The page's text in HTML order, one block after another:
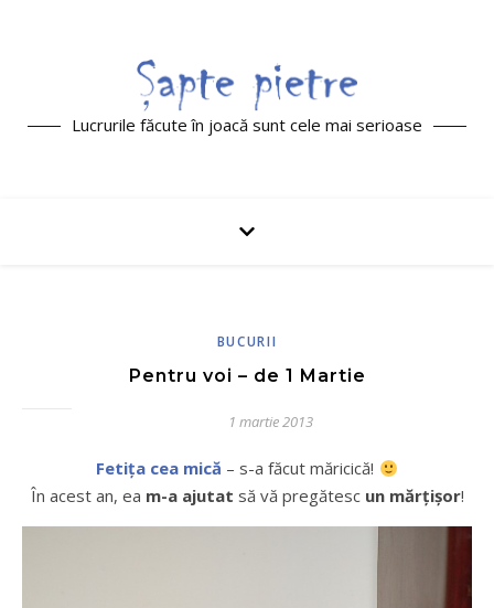
Lucrurile făcute în joacă sunt cele mai serioase
BUCURII
Pentru voi – de 1 Martie
1 martie 2013
Fetița cea mică – s-a făcut măricică!
În acest an, ea m-a ajutat să vă pregătesc un mărțișor!